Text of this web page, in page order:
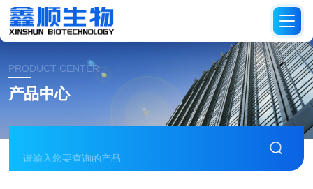
PRODUCT CENTER
产品中心